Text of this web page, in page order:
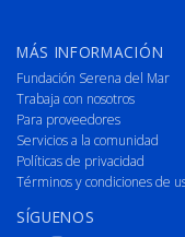
MÁS INFORMACIÓN
Fundación Serena del Mar
Trabaja con nosotros
Para proveedores
Servicios a la comunidad
Políticas de privacidad
Términos y condiciones de
SÍGUENOS